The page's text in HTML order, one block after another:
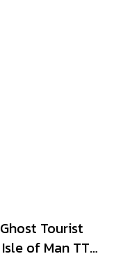
Tourist
of Man TT